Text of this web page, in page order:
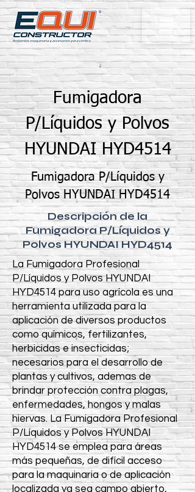
Fumigadora
P/Líquidos y Polvos
HYUNDAI HYD4514
Fumigadora P/Líquidos y
Polvos HYUNDAI HYD4514
Descripción de la
Fumigadora P/Líquidos y
Polvos HYUNDAI HYD4514
La Fumigadora Profesional
P/Líquidos y Polvos HYUNDAI
HYD4514 para uso agrícola es una
herramienta utilizada para la
aplicación de diversos productos
como químicos, fertilizantes,
herbicidas e insecticidas;
necesarios para el desarrollo de
plantas y cultivos, ademas de
brindar protección contra plagas,
enfermedades, hongos y malas
hiervas. La Fumigadora Profesional
P/Líquidos y Polvos HYUNDAI
HYD4514 se emplea para áreas
más pequeñas, de difícil acceso
para la maquinaria o de aplicación
localizada ya sea campo abierto,